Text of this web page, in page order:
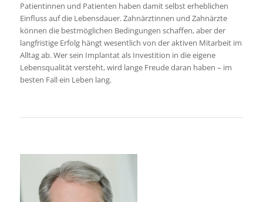
Patientinnen und Patienten haben damit selbst erheblichen
Einfluss auf die Lebensdauer. Zahnärztinnen und Zahnärzte
können die bestmöglichen Bedingungen schaffen, aber der
langfristige Erfolg hängt wesentlich von der aktiven Mitarbeit im
Alltag ab. Wer sein Implantat als Investition in die eigene
Lebensqualität versteht, wird lange Freude daran haben – im
besten Fall ein Leben lang.